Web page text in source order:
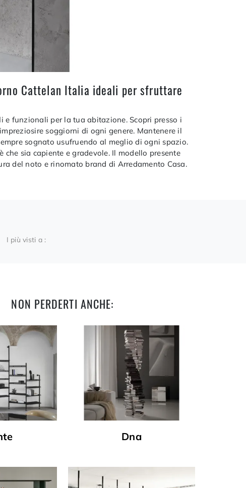
Cattelan Italia ideali per sfruttare
funzionali per la tua abitazione. Scopri presso i
soggiorni di ogni genere. Mantenere il
sognato usufruendo al meglio di ogni spazio.
sia capiente e gradevole. Il modello presente
del noto e rinomato brand di Arredamento Casa.
I più visti a :
NON PERDERTI ANCHE:
Dna